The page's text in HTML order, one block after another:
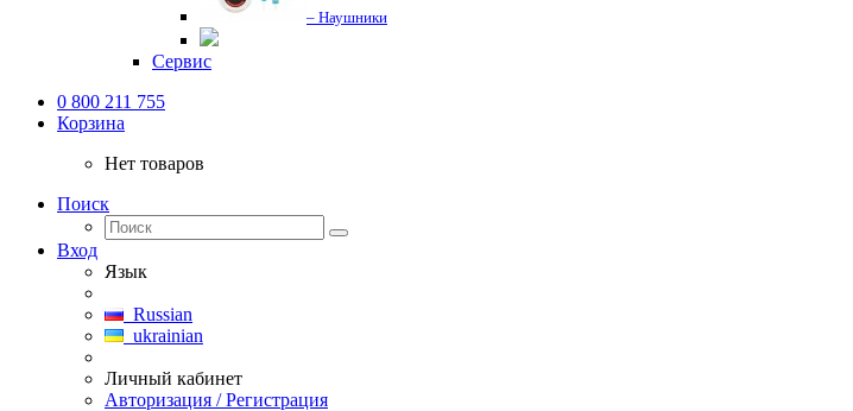
– Наушники
Сервис
0 800 211 755
Корзина
Нет товаров
Поиск
Вход
Язык
Russian
ukrainian
Личный кабинет
Авторизация / Регистрация